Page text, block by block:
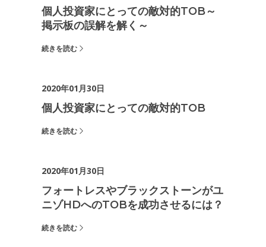
個人投資家にとっての敵対的TOB～
掲示板の誤解を解く～
続きを読む
2020年01月30日
個人投資家にとっての敵対的TOB
続きを読む
2020年01月30日
フォートレスやブラックストーンがユ
ニゾHDへのTOBを成功させるには？
続きを読む